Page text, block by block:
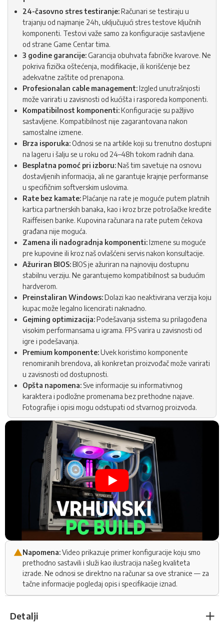
24-časovno stres testiranje:Računari se testiraju u
trajanju od najmanje 24h, uključujući stres testove ključnih
komponenti. Testovi važe samo za konfiguracije sastavljene
od strane Game Centar tima.
3 godine garancije:Garancija obuhvata fabričke kvarove. Ne
pokriva fizička oštećenja, modifikacije, ili korišćenje bez
adekvatne zaštite od prenapona.
Profesionalan cable management:Izgled unutrašnjosti
može varirati u zavisnosti od kućišta i rasporeda komponenti.
Kompatibilnost komponenti:Konfiguracije su pažljivo
sastavljene. Kompatibilnost nije zagarantovana nakon
samostalne izmene.
Brza isporuka:Odnosi se na artikle koji su trenutno dostupni
na lageru i šalju se u roku od 24–48h tokom radnih dana.
Besplatna pomoć pri izboru:Naš tim savetuje na osnovu
dostavljenih informacija, ali ne garantuje krajnje performanse
u specifičnim softverskim uslovima.
Rate bez kamate:Plaćanje na rate je moguće putem platnih
kartica partnerskih banaka, kao i kroz brze potrošačke kredite
Raiffeisen banke. Kupovina računara na rate putem čekova
građana nije moguća.
Zamena ili nadogradnja komponenti:Izmene su moguće
pre kupovine ili kroz naš ovlašćeni servis nakon konsultacije.
Ažuriran BIOS:BIOS je ažuriran na najnoviju dostupnu
stabilnu verziju. Ne garantujemo kompatibilnost sa budućim
hardverom.
Preinstaliran Windows:Dolazi kao neaktivirana verzija koju
kupac može legalno licencirati naknadno.
Gejming optimizacija:Podešavanja sistema su prilagođena
visokim performansama u igrama. FPS varira u zavisnosti od
igre i podešavanja.
Premium komponente:Uvek koristimo komponente
renomiranih brendova, ali konkretan proizvođač može varirati
u zavisnosti od dostupnosti.
Opšta napomena: Sve informacije su informativnog
karaktera i podložne promenama bez prethodne najave.
Fotografije i opisi mogu odstupati od stvarnog proizvoda.
Napomena:Video prikazuje primer konfiguracije koju smo
prethodno sastavili i služi kao ilustracija našeg kvaliteta
izrade. Ne odnosi se direktno na računar sa ove stranice — za
tačne informacije pogledaj opis i specifikacije iznad.
Detalji